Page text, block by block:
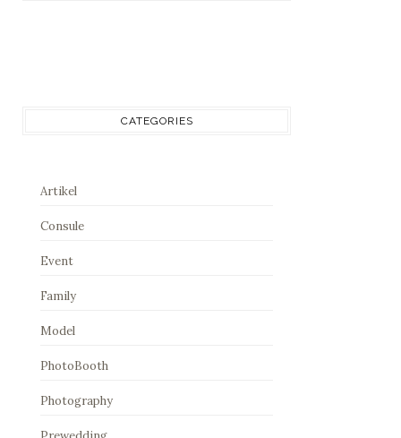
CATEGORIES
Artikel
Consule
Event
Family
Model
PhotoBooth
Photography